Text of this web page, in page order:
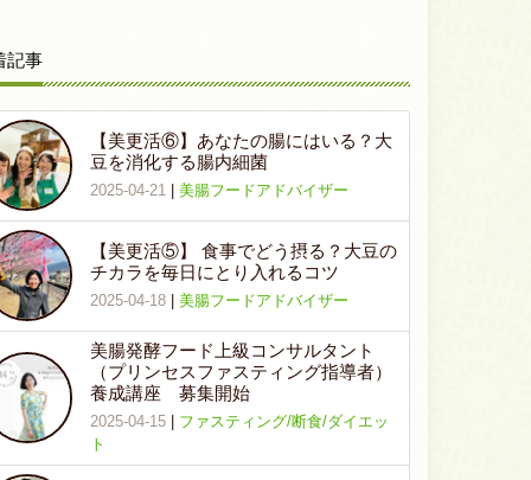
記事
【美更活⑥】あなたの腸にはいる？大
豆を消化する腸内細菌
2025-04-21 |美腸フードアドバイザー
【美更活⑤】 食事でどう摂る？大豆の
チカラを毎日にとり入れるコツ
2025-04-18 |美腸フードアドバイザー
美腸発酵フード上級コンサルタント
（プリンセスファスティング指導者）
養成講座 募集開始
2025-04-15
ファスティング/断食/ダイエッ
ト